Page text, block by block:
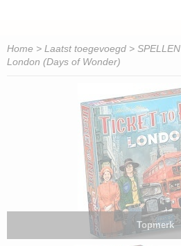
Home > Laatst toegevoegd > SPELLEN
London (Days of Wonder)
Topmerk